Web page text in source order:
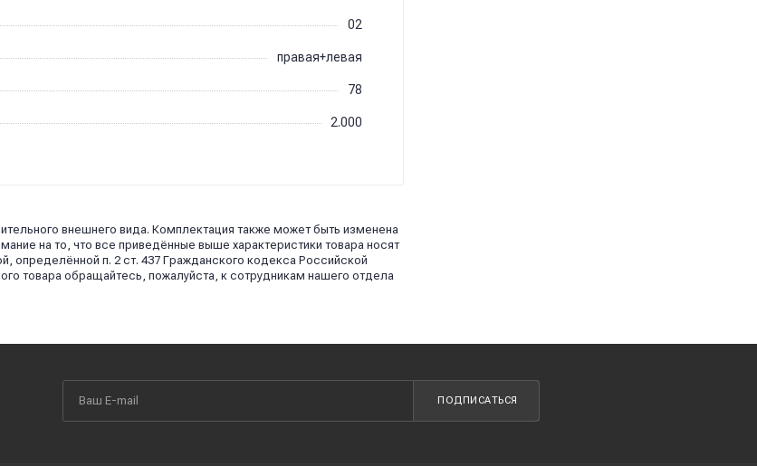
02
правая+левая
78
2.000
внешнего вида. Комплектация также может быть изменена
на то, что все приведённые выше характеристики товара носят
определённой п. 2 ст. 437 Гражданского кодекса Российской
товара обращайтесь, пожалуйста, к сотрудникам нашего отдела
ПОДПИСАТЬСЯ